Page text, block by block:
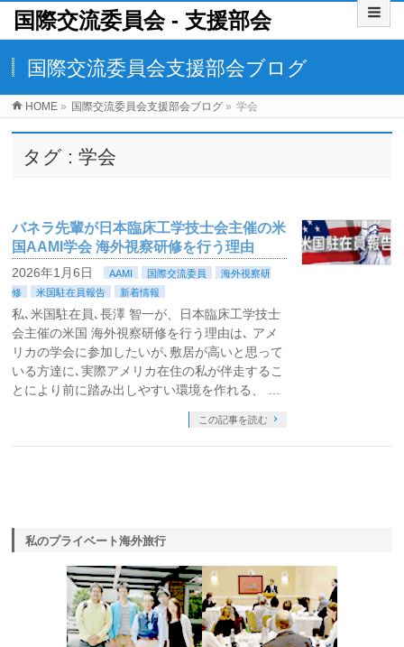
国際交流委員会 ‐ 支援部会
国際交流委員会支援部会ブログ
HOME » 国際交流委員会支援部会ブログ » 学会
タグ : 学会
バネラ先輩が日本臨床工学技士会主催の米
国AAMI学会 海外視察研修を行う理由
2026年1月6日 AAMI 国際交流委員
海外視察研
修
米国駐在員報告 新着情報
私､米国駐在員､長澤 智一が、日本臨床工学技士
会主催の米国 海外視察研修を行う理由は､ アメ
リカの学会に参加したいが､敷居が高いと思って
いる方達に､実際アメリカ在住の私が伴走するこ
とにより前に踏み出しやすい環境を作れる、 …
この記事を読む
私のプライベート海外旅行